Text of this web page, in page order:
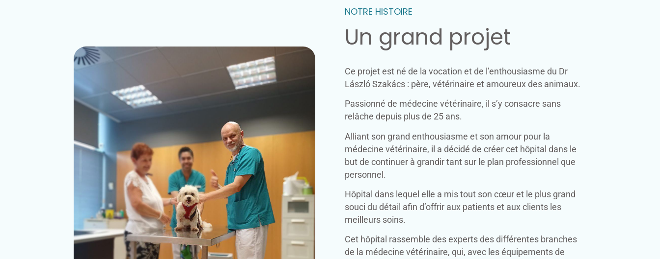
NOTRE HISTOIRE
Un grand projet
Ce projet est né de la vocation et de l’enthousiasme du Dr
László Szakács : père, vétérinaire et amoureux des animaux.
Passionné de médecine vétérinaire, il s’y consacre sans
relâche depuis plus de 25 ans.
Alliant son grand enthousiasme et son amour pour la
médecine vétérinaire, il a décidé de créer cet hôpital dans le
but de continuer à grandir tant sur le plan professionnel que
personnel.
Hôpital dans lequel elle a mis tout son cœur et le plus grand
souci du détail afin d’offrir aux patients et aux clients les
meilleurs soins.
Cet hôpital rassemble des experts des différentes branches
de la médecine vétérinaire, qui, avec les équipements de